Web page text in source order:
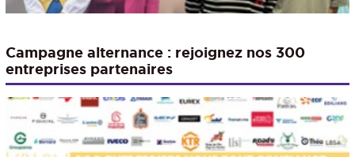
Campagne alternance : rejoignez nos 300
entreprises partenaires